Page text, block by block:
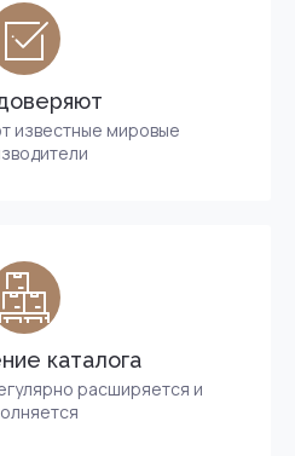
известные мировые
каталога
расширяется и